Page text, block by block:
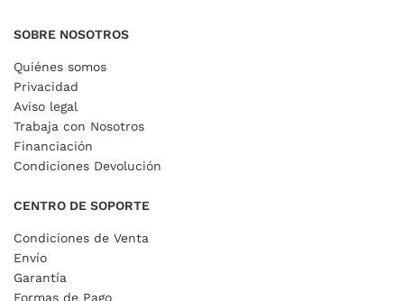
SOBRE NOSOTROS
Quiénes somos
Privacidad
Aviso legal
Trabaja con Nosotros
Financiación
Condiciones Devolución
CENTRO DE SOPORTE
Condiciones de Venta
Envío
Garantía
Formas de Pago